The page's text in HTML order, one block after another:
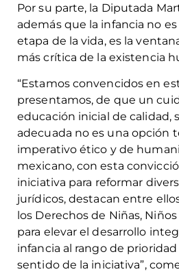
Por su parte, la Diputada
además que la infancia no
etapa de la vida, es la
más crítica de la existencia
“Estamos convencidos en
presentamos, de que un
educación inicial de calidad,
adecuada no es una opción
imperativo ético y de
mexicano, con esta
iniciativa para reformar
jurídicos, destacan entre
los Derechos de Niñas,
para elevar el desarrollo
infancia al rango de prioridad
sentido de la iniciativa”,